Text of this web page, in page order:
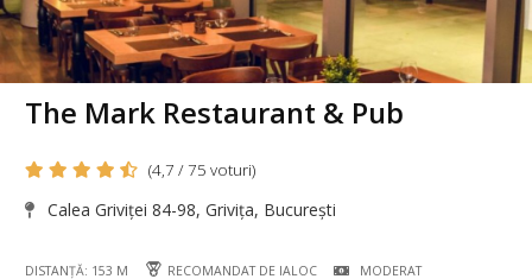
The Mark Restaurant & Pub
(4,7 / 75 voturi)
Calea Griviței 84-98, Grivița, București
DISTANȚĂ: 153 M RECOMANDAT DE IALOC MODERAT